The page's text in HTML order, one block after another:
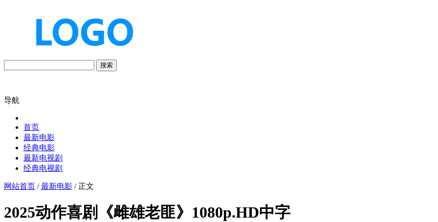
搜索
导航
首页
最新电影
经典电影
最新电视剧
经典电视剧
网站首页 /最新电影 / 正文
2025动作喜剧《雌雄老匪》1080p.HD中字